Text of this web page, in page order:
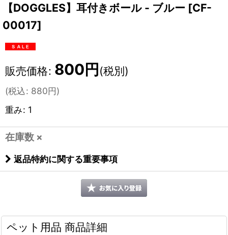
【DOGGLES】耳付きボール - ブルー [CF-
00017]
販売価格: 800円(税別)
(税込: 880円)
重み: 1
在庫数 ×
返品特約に関する重要事項
ペット用品 商品詳細